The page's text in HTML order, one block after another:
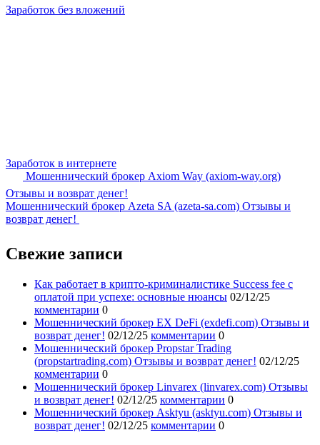
Заработок без вложений
Заработок в интернете
Мошеннический брокер Axiom Way (axiom-way.org)
Отзывы и возврат денег!
Мошеннический брокер Azeta SA (azeta-sa.com) Отзывы и
возврат денег!
Свежие записи
Как работает в крипто-криминалистике Success fee с
оплатой при успехе: основные нюансы 02/12/25
комментарии 0
Мошеннический брокер EX DeFi (exdefi.com) Отзывы и
возврат денег! 02/12/25 комментарии 0
Мошеннический брокер Propstar Trading
(propstartrading.com) Отзывы и возврат денег! 02/12/25
комментарии 0
Мошеннический брокер Linvarex (linvarex.com) Отзывы
и возврат денег! 02/12/25 комментарии 0
Мошеннический брокер Asktyu (asktyu.com) Отзывы и
возврат денег! 02/12/25 комментарии 0